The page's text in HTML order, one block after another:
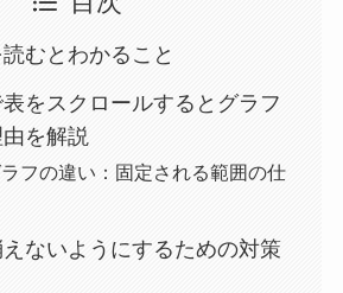
むとわかること
をスクロールするとグラフ
を解説
フの違い：固定される範囲の仕
ないようにするための対策